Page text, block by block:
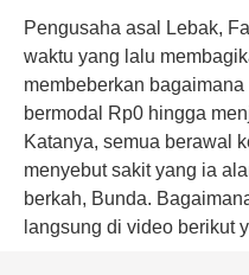
Pengusaha asal Lebak,
waktu yang lalu
membeberkan
bermodal Rp0 hingga
Katanya, semua berawal
menyebut sakit yang ia
berkah, Bunda.
langsung di video berikut